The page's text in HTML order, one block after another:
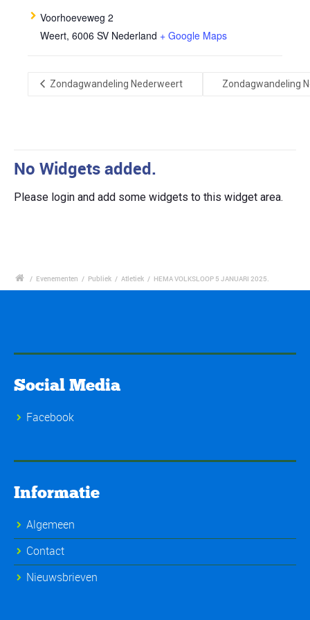
Voorhoeveweg 2
Weert, 6006 SV Nederland + Google Maps
Zondagwandeling Nederweert Zondagwandeling
No Widgets added.
Please login and add some widgets to this widget area.
/ Evenementen / Publiek / Atletiek / HEMA VOLKSLOOP 5 JANUARI 2025.
Social Media
Facebook
Informatie
Algemeen
Contact
Nieuwsbrieven